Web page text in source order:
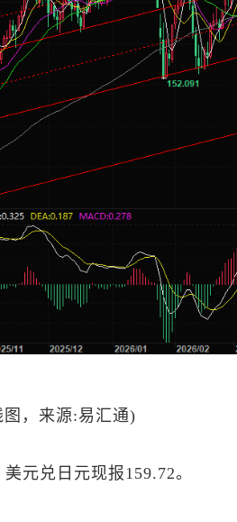
图，来源:易汇通)
美元兑日元现报159.72。